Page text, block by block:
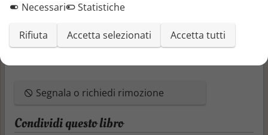
futuro di mezza estate, Due mondi e La morte in
diretta di Fernando Morales. Alcuni suoi racconti
sono apparsi su riviste quali Robot, iComics,
International Speculative Fiction #5.
Segnala o richiedi rimozione
Condividi questo libro
Necessari
Statistiche
Rifiuta Accetta selezionati Accetta tutti